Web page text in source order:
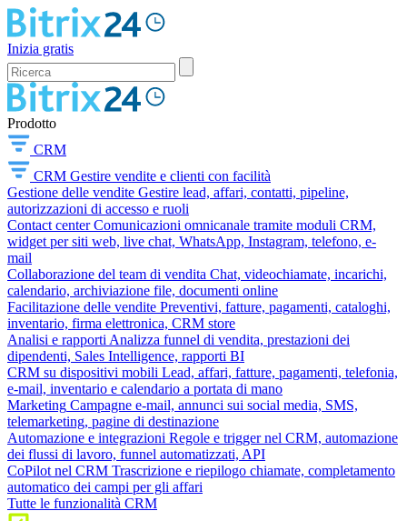
Inizia gratis
Prodotto
CRM
CRM Gestire vendite e clienti con facilità
Gestione delle vendite Gestire lead, affari, contatti, pipeline,
autorizzazioni di accesso e ruoli
Contact center Comunicazioni omnicanale tramite moduli CRM,
widget per siti web, live chat, WhatsApp, Instagram, telefono, e-
mail
Collaborazione del team di vendita Chat, videochiamate, incarichi,
calendario, archiviazione file, documenti online
Facilitazione delle vendite Preventivi, fatture, pagamenti, cataloghi,
inventario, firma elettronica, CRM store
Analisi e rapporti Analizza funnel di vendita, prestazioni dei
dipendenti, Sales Intelligence, rapporti BI
CRM su dispositivi mobili Lead, affari, fatture, pagamenti, telefonia,
e-mail, inventario e calendario a portata di mano
Marketing Campagne e-mail, annunci sui social media, SMS,
telemarketing, pagine di destinazione
Automazione e integrazioni Regole e trigger nel CRM, automazione
dei flussi di lavoro, funnel automatizzati, API
CoPilot nel CRM Trascrizione e riepilogo chiamate, completamento
automatico dei campi per gli affari
Tutte le funzionalità CRM